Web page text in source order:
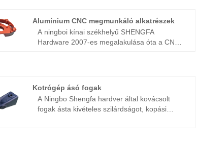
Alumínium CNC megmunkáló alkatrészek
A ningboi kínai székhelyű SHENGFA
Hardware 2007-es megalakulása óta a CNC
beszállítók között. Ningbo egyik vezető
alumínium CNC megmunkáló
alkatrészgyártója és beszállítójaként a
Kotrógép ásó fogak
A Ningbo Shengfa hardver által kovácsolt
fogak ásta kivételes szilárdságot, kopási